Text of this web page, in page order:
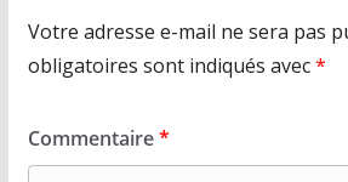
Votre adresse e-mail ne sera pas
obligatoires sont indiqués avec*
Commentaire*